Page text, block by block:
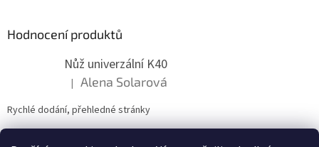
Hodnocení produktů
Nůž univerzální K40
Hodnocení produktu je 5 z 5 hvězdiček.
| Alena Solarová
Rychlé dodání, přehledné stránky